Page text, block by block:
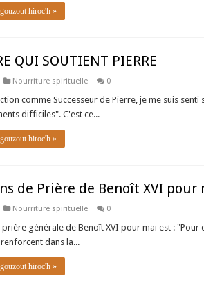
hiroc'h »
QUI SOUTIENT PIERRE
Nourriture spirituelle 0
comme Successeur de Pierre, je me suis
difficiles". C'est ce...
hiroc'h »
de Prière de Benoît XVI pour
Nourriture spirituelle 0
générale de Benoît XVI pour mai est : "Pour
dans la...
hiroc'h »